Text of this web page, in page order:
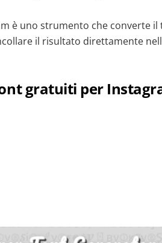
è uno strumento che converte
il risultato direttamente
gratuiti per